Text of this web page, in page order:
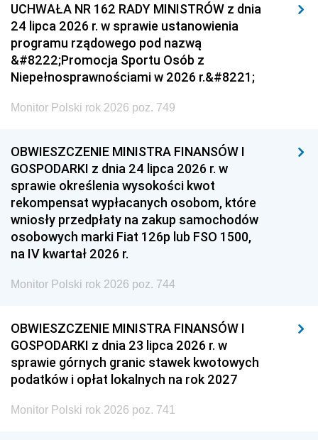
UCHWAŁA NR 162 RADY MINISTRÓW z dnia
24 lipca 2026 r. w sprawie ustanowienia
programu rządowego pod nazwą
&#8222;Promocja Sportu Osób z
Niepełnosprawnościami w 2026 r.&#8221;
Monitor Polski rok 2026 poz. 749
OBWIESZCZENIE MINISTRA FINANSÓW I
GOSPODARKI z dnia 24 lipca 2026 r. w
sprawie określenia wysokości kwot
rekompensat wypłacanych osobom, które
wniosły przedpłaty na zakup samochodów
osobowych marki Fiat 126p lub FSO 1500,
na IV kwartał 2026 r.
Monitor Polski rok 2026 poz. 744
OBWIESZCZENIE MINISTRA FINANSÓW I
GOSPODARKI z dnia 23 lipca 2026 r. w
sprawie górnych granic stawek kwotowych
podatków i opłat lokalnych na rok 2027
Monitor Polski rok 2026 poz. 741